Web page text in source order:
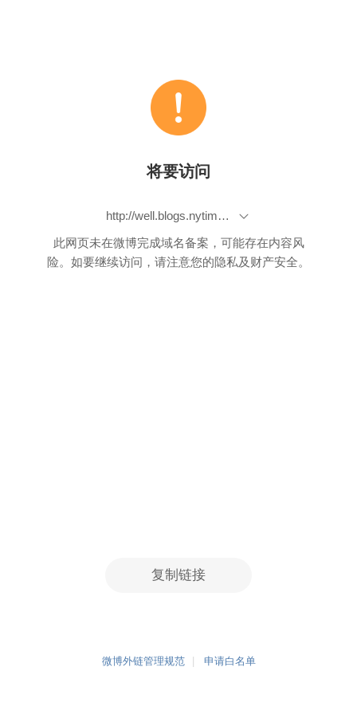
将要访问
http://well.blogs.nytimes.com/2012/04/02/can-bicycling-affect-a-womans-sexual-health/
此网页未在微博完成域名备案，可能存在内容风
险。如要继续访问，请注意您的隐私及财产安全。
复制链接
微博外链管理规范 申请白名单